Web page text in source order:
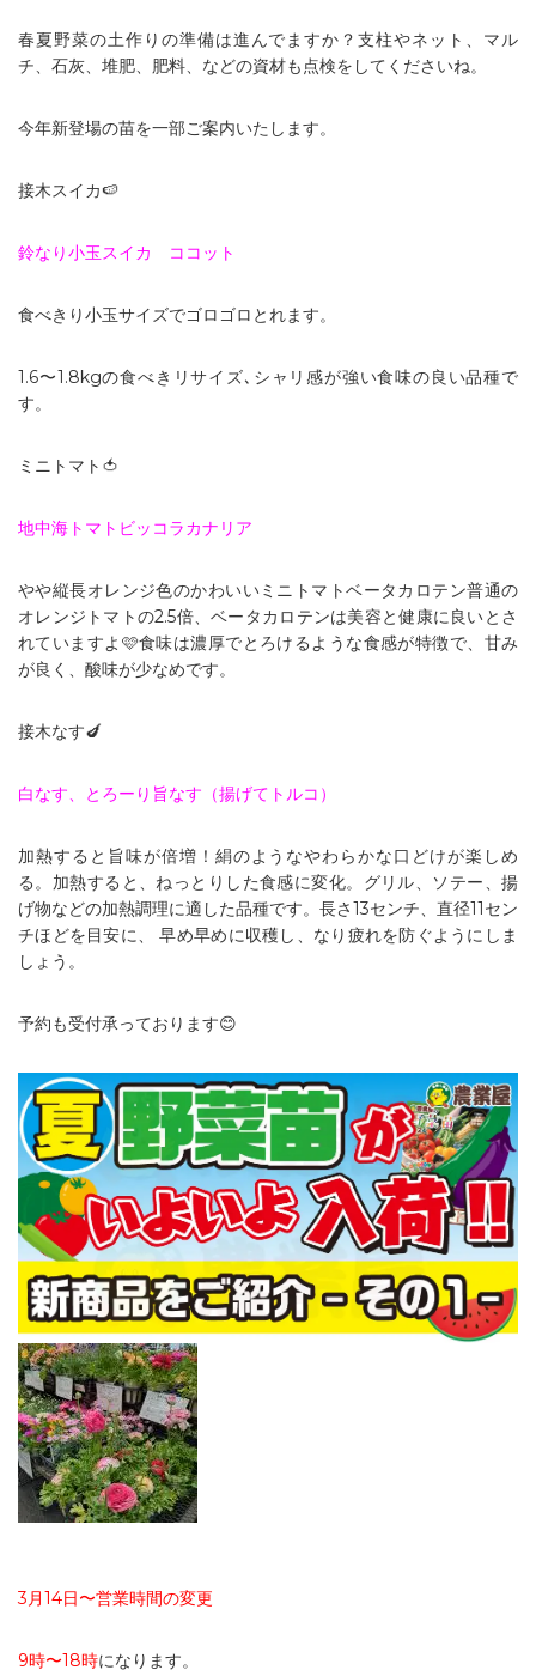
春夏野菜の土作りの準備は進んでますか？支柱やネット、マル
チ、石灰、堆肥、肥料、などの資材も点検をしてくださいね。
今年新登場の苗を一部ご案内いたします。
接木スイカ🍉
鈴なり小玉スイカ ココット
食べきり小玉サイズでゴロゴロとれます。
1.6〜1.8kgの食べきリサイズ､シャリ感が強い食味の良い品種で
す。
ミニトマト🍅
地中海トマトビッコラカナリア
やや縦長オレンジ色のかわいいミニトマトベータカロテン普通の
オレンジトマトの2.5倍、ベータカロテンは美容と健康に良いとさ
れていますよ🩷食味は濃厚でとろけるような食感が特徴で、甘み
が良く、酸味が少なめです。
接木なす🍆
白なす、とろーり旨なす（揚げてトルコ）
加熱すると旨味が倍増！絹のようなやわらかな口どけが楽しめ
る。加熱すると、ねっとりした食感に変化。グリル、ソテー、揚
げ物などの加熱調理に適した品種です。長さ13センチ、直径11セン
チほどを目安に、 早め早めに収穫し、なり疲れを防ぐようにしま
しょう。
予約も受付承っております😊
3月14日〜営業時間の変更
9時〜18時になります。